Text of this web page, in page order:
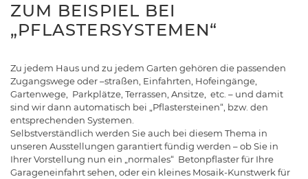
ZUM BEISPIEL BEI
„PFLASTERSYSTEMEN“
Zu jedem Haus und zu jedem Garten gehören die passenden
Zugangswege oder –straßen, Einfahrten, Hofeingänge,
Gartenwege, Parkplätze, Terrassen, Ansitze, etc. – und damit
sind wir dann automatisch bei „Pflastersteinen“, bzw. den
entsprechenden Systemen.
Selbstverständlich werden Sie auch bei diesem Thema in
unseren Ausstellungen garantiert fündig werden – ob Sie in
Ihrer Vorstellung nun ein „normales“ Betonpflaster für Ihre
Garageneinfahrt sehen, oder ein kleines Mosaik-Kunstwerk für